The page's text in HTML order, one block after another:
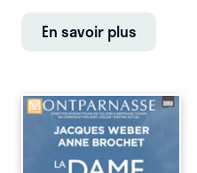
En savoir plus